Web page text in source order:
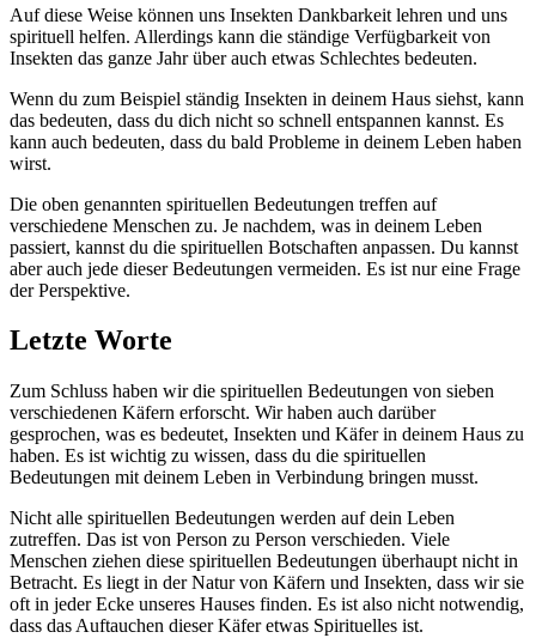
Auf diese Weise können uns Insekten Dankbarkeit lehren und uns
spirituell helfen. Allerdings kann die ständige Verfügbarkeit von
Insekten das ganze Jahr über auch etwas Schlechtes bedeuten.
Wenn du zum Beispiel ständig Insekten in deinem Haus siehst, kann
das bedeuten, dass du dich nicht so schnell entspannen kannst. Es
kann auch bedeuten, dass du bald Probleme in deinem Leben haben
wirst.
Die oben genannten spirituellen Bedeutungen treffen auf
verschiedene Menschen zu. Je nachdem, was in deinem Leben
passiert, kannst du die spirituellen Botschaften anpassen. Du kannst
aber auch jede dieser Bedeutungen vermeiden. Es ist nur eine Frage
der Perspektive.
Letzte Worte
Zum Schluss haben wir die spirituellen Bedeutungen von sieben
verschiedenen Käfern erforscht. Wir haben auch darüber
gesprochen, was es bedeutet, Insekten und Käfer in deinem Haus zu
haben. Es ist wichtig zu wissen, dass du die spirituellen
Bedeutungen mit deinem Leben in Verbindung bringen musst.
Nicht alle spirituellen Bedeutungen werden auf dein Leben
zutreffen. Das ist von Person zu Person verschieden. Viele
Menschen ziehen diese spirituellen Bedeutungen überhaupt nicht in
Betracht. Es liegt in der Natur von Käfern und Insekten, dass wir sie
oft in jeder Ecke unseres Hauses finden. Es ist also nicht notwendig,
dass das Auftauchen dieser Käfer etwas Spirituelles ist.